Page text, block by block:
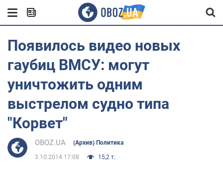
Появилось видео новых
гаубиц ВМСУ: могут
уничтожить одним
выстрелом судно типа
"Корвет"
OBOZ.UA (Архив) Политика
3.10.2014 17:08 15,2 т.